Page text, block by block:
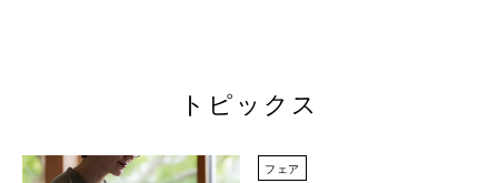
トピックス
フェア